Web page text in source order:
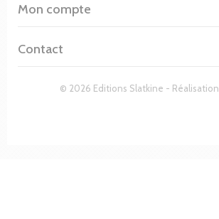
© 2026 Editions Slatkine - Réalisation
Mon compte
Contact